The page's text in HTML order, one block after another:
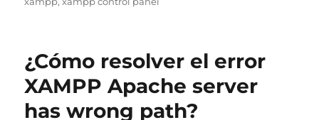
¿Cómo resolver el error
XAMPP Apache server
has wrong path?